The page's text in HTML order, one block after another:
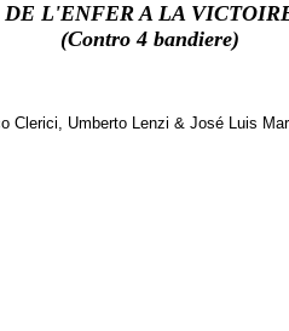
DE L'ENFER A LA
(Contro 4 bandiere)
Clerici, Umberto Lenzi & José Luis